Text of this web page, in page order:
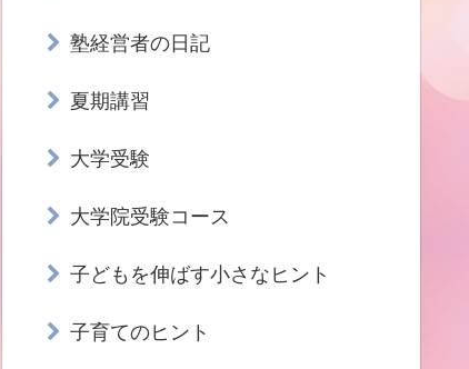
塾経営者の日記
夏期講習
大学受験
大学院受験コース
子どもを伸ばす小さなヒント
子育てのヒント